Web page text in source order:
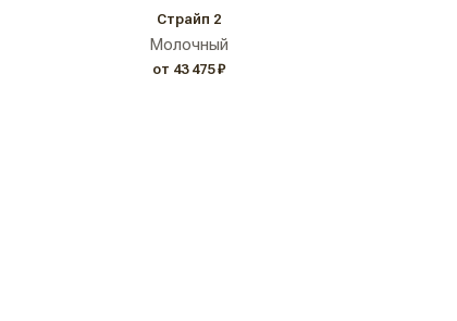
Страйп 2
Молочный
от 43 475 ₽